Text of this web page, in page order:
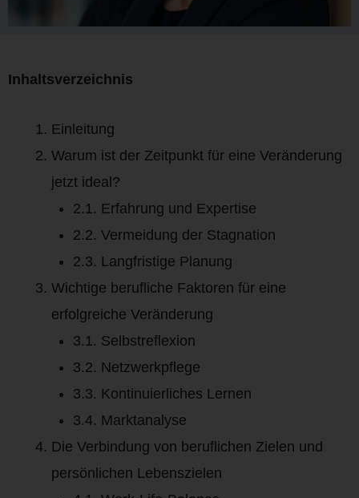
Inhaltsverzeichnis
Einleitung
Warum ist der Zeitpunkt für eine Veränderung
jetzt ideal?
2.1. Erfahrung und Expertise
2.2. Vermeidung der Stagnation
2.3. Langfristige Planung
Wichtige berufliche Faktoren für eine
erfolgreiche Veränderung
3.1. Selbstreflexion
3.2. Netzwerkpflege
3.3. Kontinuierliches Lernen
3.4. Marktanalyse
Die Verbindung von beruflichen Zielen und
persönlichen Lebenszielen